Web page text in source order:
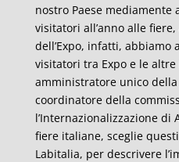
nostro Paese mediamente
visitatori all’anno alle fiere,
dell’Expo, infatti, abbiamo
visitatori tra Expo e le altre
amministratore unico della
coordinatore della
l’Internazionalizzazione di
fiere italiane, sceglie
Labitalia, per descrivere